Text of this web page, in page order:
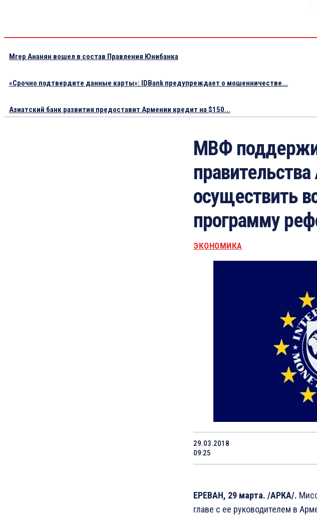
Мгер Ананян вошел в состав Правления Юнибанка
«Срочно подтвердите данные карты»: IDBank предупреждает о мошенничестве...
Азиатский банк развития предоставит Армении кредит на $150...
МВФ
осуществить
программу
ЭКОНОМИКА
29.03.2018
09:25
ЕРЕВАН, 29 марта. /АРКА/.
главе с ее руководителем в